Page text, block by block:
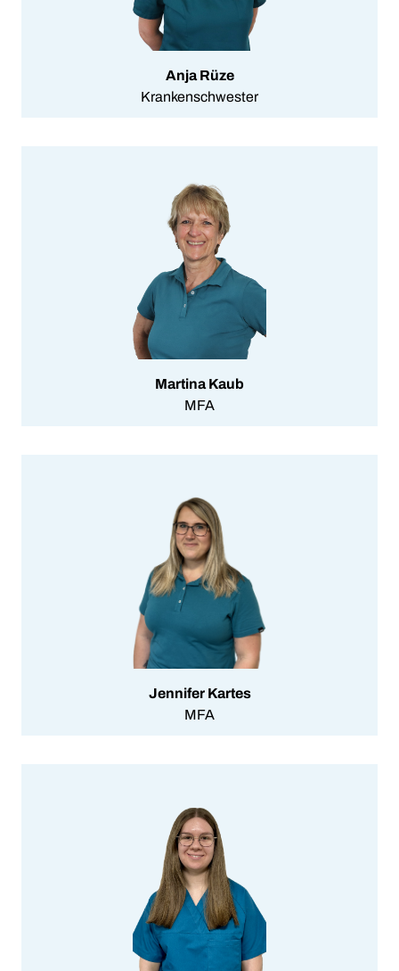
Anja Rüze
Krankenschwester
Martina Kaub
MFA
Jennifer Kartes
MFA